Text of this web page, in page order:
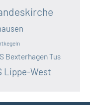
BexterhagenTus
Lippe-West